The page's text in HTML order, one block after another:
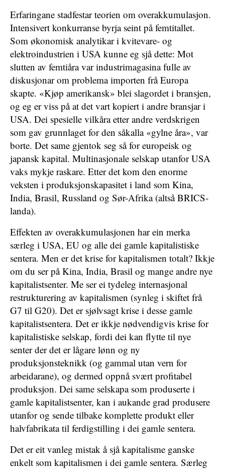
Erfaringane stadfestar teorien om overakkumulasjon.
Intensivert konkurranse byrja seint på femtitallet.
Som økonomisk analytikar i kvitevare- og
elektroindustrien i USA kunne eg sjå dette: Mot
slutten av femtiåra var industrimagasina fulle av
diskusjonar om problema importen frå Europa
skapte. «Kjøp amerikansk» blei slagordet i bransjen,
og eg er viss på at det vart kopiert i andre bransjar i
USA. Dei spesielle vilkåra etter andre verdskrigen
som gav grunnlaget for den såkalla «gylne åra», var
borte. Det same gjentok seg så for europeisk og
japansk kapital. Multinasjonale selskap utanfor USA
vaks mykje raskare. Etter det kom den enorme
veksten i produksjonskapasitet i land som Kina,
India, Brasil, Russland og Sør-Afrika (altså BRICS-
landa).
Effekten av overakkumulasjonen har ein merka
særleg i USA, EU og alle dei gamle kapitalistiske
sentera. Men er det krise for kapitalismen totalt? Ikkje
om du ser på Kina, India, Brasil og mange andre nye
kapitalistsenter. Me ser ei tydeleg internasjonal
restrukturering av kapitalismen (synleg i skiftet frå
G7 til G20). Det er sjølvsagt krise i desse gamle
kapitalistsentera. Det er ikkje nødvendigvis krise for
kapitalistiske selskap, fordi dei kan flytte til nye
senter der det er lågare lønn og ny
produksjonsteknikk (og gammal utan vern for
arbeidarane), og dermed oppnå svært profitabel
produksjon. Dei same selskapa som produserte i
gamle kapitalistsenter, kan i aukande grad produsere
utanfor og sende tilbake komplette produkt eller
halvfabrikata til ferdigstilling i dei gamle sentera.
Det er eit vanleg mistak å sjå kapitalisme ganske
enkelt som kapitalismen i dei gamle sentera. Særleg